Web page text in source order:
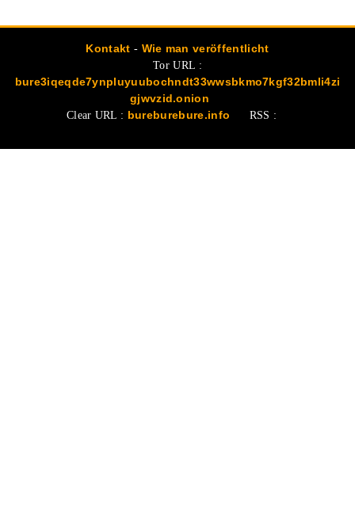
Kontakt - Wie man veröffentlicht
Tor URL :
bure3iqeqde7ynpluyuubochndt33wwsbkmo7kgf32bmli4zi
gjwvzid.onion
Clear URL : bureburebure.info RSS :